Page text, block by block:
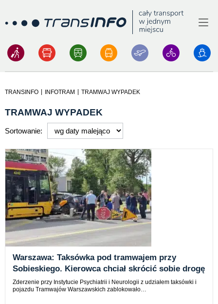
Logo Menu
TRANSINFO INFOTRAM TRAMWAJ WYPADEK
TRAMWAJ WYPADEK
Sortowanie:
Warszawa: Taksówka pod tramwajem przy
Sobieskiego. Kierowca chciał skrócić sobie drogę
Zderzenie przy Instytucie Psychiatrii i Neurologii z udziałem taksówki i
pojazdu Tramwajów Warszawskich zablokowało…